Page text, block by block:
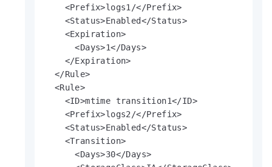
    <Prefix>logs1/</Prefix>
    <Status>Enabled</Status>
    <Expiration>
      <Days>1</Days>
    </Expiration>
  </Rule>
  <Rule>
    <ID>mtime transition1</ID>
    <Prefix>logs2/</Prefix>
    <Status>Enabled</Status>
    <Transition>
      <Days>30</Days>